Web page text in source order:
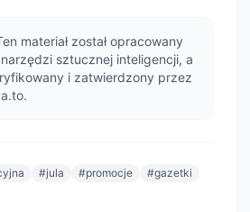
materiał został opracowany
sztucznej inteligencji, a
i zatwierdzony przez
#jula #promocje
#gazetki